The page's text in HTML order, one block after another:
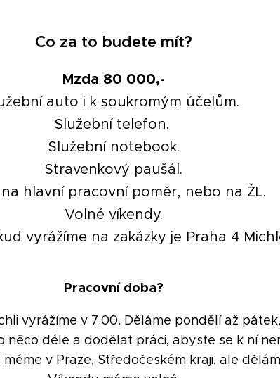
Co za to budete mít?
Mzda 80 000,-
auto i k soukromým účelům.
Služební telefon.
Služební notebook.
Stravenkový paušál.
hlavní pracovní poměr, nebo na ŽL.
Volné víkendy.
vyrážíme na zakázky je Praha 4
Pracovní doba?
vyrážíme v 7.00. Děláme pondělí až
něco déle a dodělat práci, abyste se k ní
v Praze, Středočeském kraji, ale